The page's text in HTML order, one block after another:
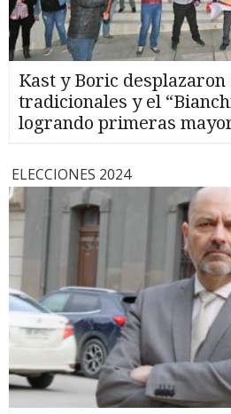
Kast y Boric desplazaron
tradicionales y el
logrando primeras
ELECCIONES 2024